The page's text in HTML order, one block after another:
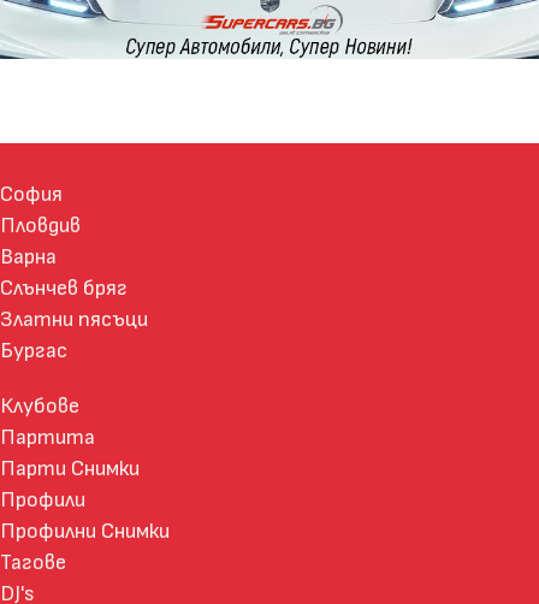
София
Пловдив
Варна
Слънчев бряг
Златни пясъци
Бургас
Клубове
Партита
Парти Снимки
Профили
Профилни Снимки
Тагове
DJ's